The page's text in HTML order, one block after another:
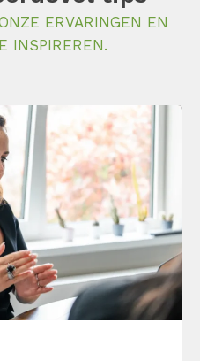
ERVARINGEN EN
INSPIREREN.